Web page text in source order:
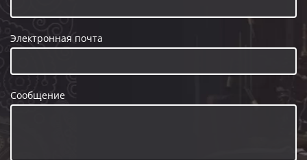
Электронная почта
Сообщение